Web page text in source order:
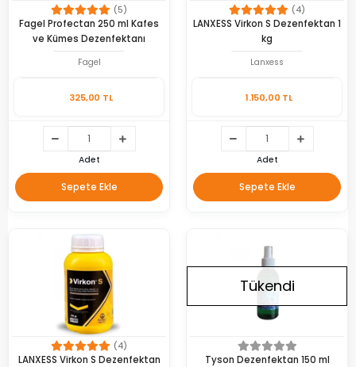
(5)
Fagel Profectan 250 ml Kafes
ve Kümes Dezenfektanı
Fagel
325,00 TL
Adet
Sepete Ekle
(4)
LANXESS Virkon S Dezenfektan 1
kg
Lanxess
1.150,00 TL
Adet
Sepete Ekle
(4)
LANXESS Virkon S Dezenfektan
Tükendi
Tyson Dezenfektan 150 ml